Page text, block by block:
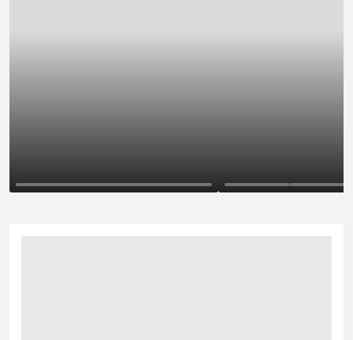
기술IT 라이프스타일